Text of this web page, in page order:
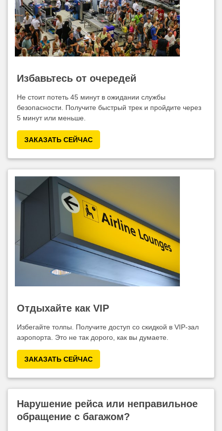
Избавьтесь от очередей
Не стоит потеть 45 минут в ожидании службы
безопасности. Получите быстрый трек и пройдите через
5 минут или меньше.
ЗАКАЗАТЬ СЕЙЧАС
Отдыхайте как VIP
Избегайте толпы. Получите доступ со скидкой в VIP-зал
аэропорта. Это не так дорого, как вы думаете.
ЗАКАЗАТЬ СЕЙЧАС
Нарушение рейса или неправильное
обращение с багажом?